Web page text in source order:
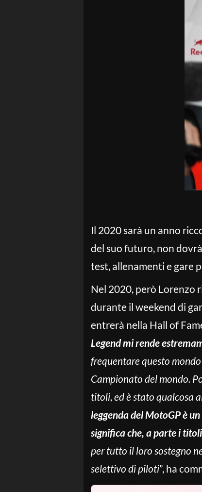
Il 2020 sarà un anno
del suo futuro, non
test, allenamenti e gare
Nel 2020, però Lorenzo
durante il weekend di
entrerà nella Hall of
Legend mi rende
frequentare questo
Campionato del mondo.
titoli, ed è stato qualcosa
leggenda del MotoGP è
significa che, a parte i
per tutto il loro sostegno
selettivo di piloti”, ha